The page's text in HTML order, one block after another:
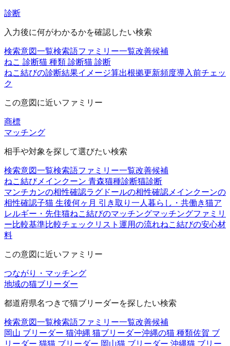
診断
入力後に何がわかるかを確認したい検索
検索意図一覧検索語ファミリー一覧改善候補
ねこ 診断猫 種類 診断猫 診断
ねこ結びの診断結果イメージ算出根拠更新頻度導入前チェッ
ク
この意図に近いファミリー
商標
マッチング
相手や対象を探して選びたい検索
検索意図一覧検索語ファミリー一覧改善候補
ねこ結びメインクーン 青森猫種診断猫診断
マンチカンの相性確認ラグドールの相性確認メインクーンの
相性確認子猫 生後何ヶ月 引き取り 一人暮らし・共働き猫ア
レルギー・先住猫ねこ結びのマッチングマッチングファミリ
ー比較基準比較チェックリスト 運用の流れねこ結びの安心材
料
この意図に近いファミリー
つながり・マッチング
地域の猫ブリーダー
都道府県名つきで猫ブリーダーを探したい検索
検索意図一覧検索語ファミリー一覧改善候補
岡山 ブリーダー 猫沖縄 猫ブリーダー沖縄の猫 種類佐賀 ブ
リーダー 猫猫 ブリーダー 岡山猫 ブリーダー 沖縄猫 ブリー